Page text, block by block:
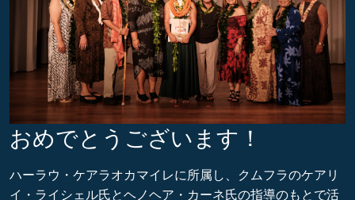
おめでとうございます！
ハーラウ・ケアラオカマイレに所属し、クムフラのケアリ
イ・ライシェル氏とヘノヘア・カーネ氏の指導のもとで活